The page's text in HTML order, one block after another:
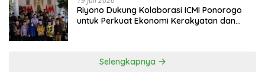
Riyono Dukung Kolaborasi ICMI Ponorogo
untuk Perkuat Ekonomi Kerakyatan dan
Selengkapnya